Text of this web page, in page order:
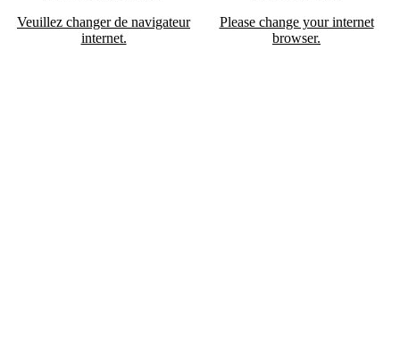
Veuillez changer de navigateur
internet.
Please change your internet
browser.